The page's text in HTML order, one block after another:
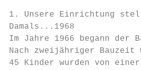
1. Unsere Einrichtung
Damals...1968
Im Jahre 1966 begann der
Nach zweijähriger
45 Kinder wurden von